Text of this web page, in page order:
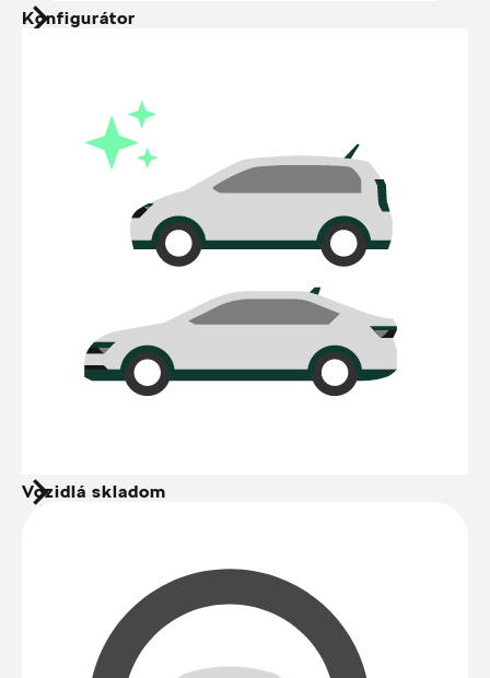
Konfigurátor
Vozidlá skladom